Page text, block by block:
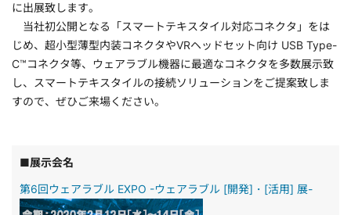
に出展致します。
当社初公開となる「スマートテキスタイル対応コネクタ」をは
じめ、超小型薄型内装コネクタやVRヘッドセット向け USB Type-
C™コネクタ等、ウェアラブル機器に最適なコネクタを多数展示致
し、スマートテキスタイルの接続ソリューションをご提案致しま
すので、ぜひご来場ください。
■展示会名
第6回ウェアラブル EXPO -ウェアラブル [開発]・[活用] 展-